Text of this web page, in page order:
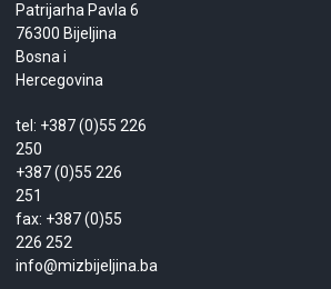
Patrijarha Pavla 6
76300 Bijeljina
Bosna i
Hercegovina
tel: +387 (0)55 226
250
+387 (0)55 226
251
fax: +387 (0)55
226 252
info@mizbijeljina.ba